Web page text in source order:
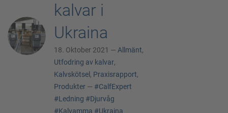
kalvar i
Ukraina
18. Oktober 2021 — Allmänt,
Utfodring av kalvar,
Kalvskötsel , Praxisrapport,
Produkter — #CalfExpert
#Ledning #Djurvåg
#Kalvamma #Ukraina